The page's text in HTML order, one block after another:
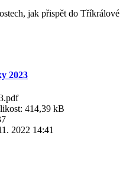
jak přispět do Tříkrálové
2023
414,39 kB
2022 14:41